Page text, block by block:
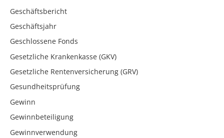
Geschäftsbericht
Geschäftsjahr
Geschlossene Fonds
Gesetzliche Krankenkasse (GKV)
Gesetzliche Rentenversicherung (GRV)
Gesundheitsprüfung
Gewinn
Gewinnbeteiligung
Gewinnverwendung